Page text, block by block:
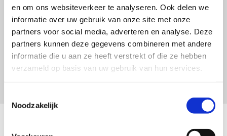
en om ons websiteverkeer te analyseren. Ook delen we
informatie over uw gebruik van onze site met onze
partners voor social media, adverteren en analyse. Deze
partners kunnen deze gegevens combineren met andere
informatie die u aan ze heeft verstrekt of die ze hebben
verzameld op basis van uw gebruik van hun services.
Noodzakelijk
Routebeschrijving
Openingstijden
Maandag - Zaterdag
05:30 - 23:00